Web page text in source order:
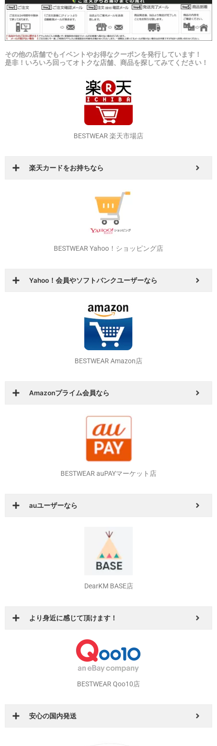
その他の店舗でもイベントやお得なクーポンを発行しています！
是非！いろいろ回ってオトクな店舗、商品を探してみてください！
BESTWEAR 楽天市場店
楽天カードをお持ちなら
BESTWEAR Yahoo！ショッピング店
Yahoo！会員やソフトバンクユーザーなら
BESTWEAR Amazon店
Amazonプライム会員なら
BESTWEAR auPAYマーケット店
auユーザーなら
DearKM BASE店
より身近に感じて頂けます！
BESTWEAR Qoo10店
安心の国内発送